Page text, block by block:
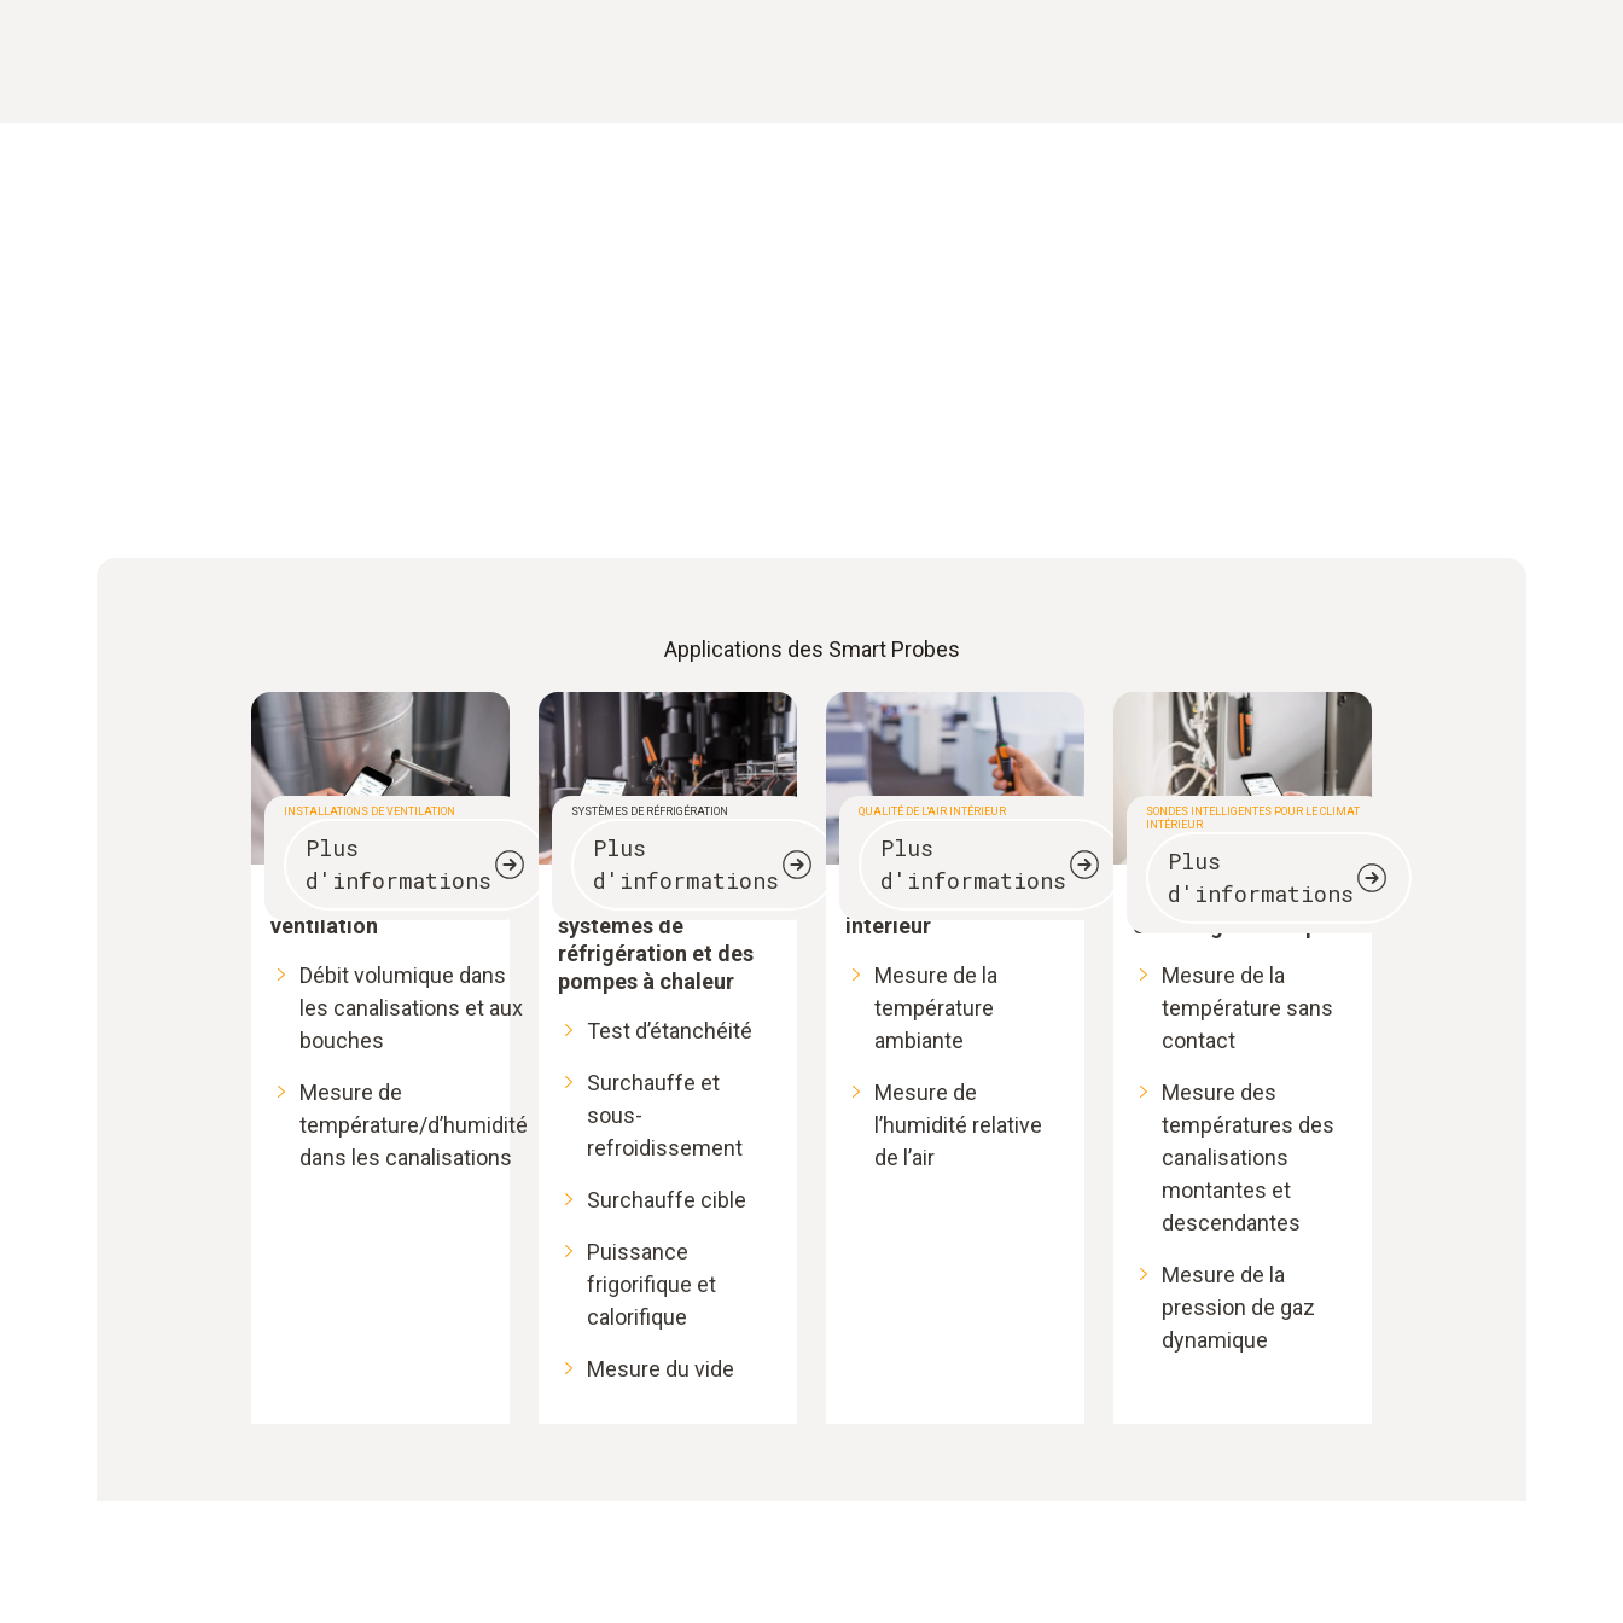
Applications des Smart Probes
INSTALLATIONS DE VENTILATION
Plus
d'informations
ventilation
Débit volumique dans
les canalisations et aux
bouches
Mesure de
température/d’humidité
dans les canalisations
SYSTÈMES DE RÉFRIGÉRATION
Plus
d'informations
systèmes de
réfrigération et des
pompes à chaleur
Test d’étanchéité
Surchauffe et
sous-
refroidissement
Surchauffe cible
Puissance
frigorifique et
calorifique
Mesure du vide
QUALITÉ DE L'AIR INTÉRIEUR
Plus
d'informations
intérieur
Mesure de la
température
ambiante
Mesure de
l’humidité relative
de l’air
SONDES INTELLIGENTES POUR LE CLIMAT
INTÉRIEUR
Plus
d'informations
Installations de
chauffage classiques
Mesure de la
température sans
contact
Mesure des
températures des
canalisations
montantes et
descendantes
Mesure de la
pression de gaz
dynamique